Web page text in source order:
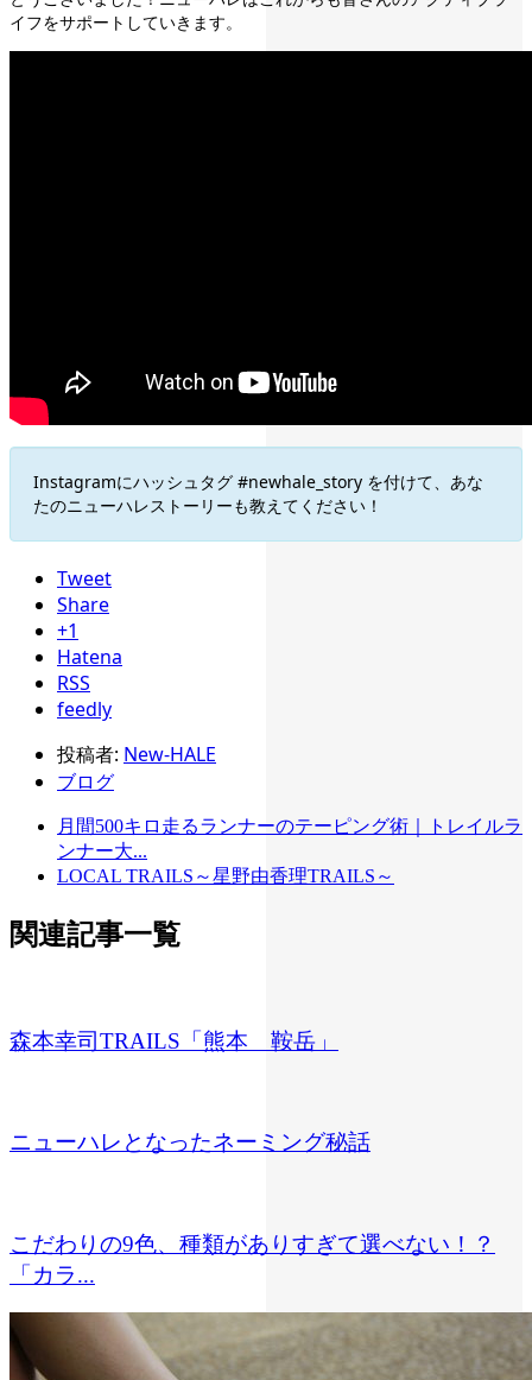
イフをサポートしていきます。
Instagramにハッシュタグ #newhale_story を付けて、あな
たのニューハレストーリーも教えてください！
Tweet
Share
+1
Hatena
RSS
feedly
投稿者: New-HALE
ブログ
月間500キロ走るランナーのテーピング術｜トレイルラ
ンナー大...
LOCAL TRAILS～星野由香理TRAILS～
関連記事一覧
森本幸司TRAILS「熊本 鞍岳」
ニューハレとなったネーミング秘話
こだわりの9色、種類がありすぎて選べない！？
「カラ...